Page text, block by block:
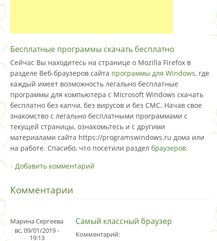
Бесплатные программы скачать бесплатно
Сейчас Вы находитесь на странице о Mozilla Firefox в
разделе Веб-браузеров сайта программы для Windows, где
каждый имеет возможность легально бесплатные
программы для компьютера с Microsoft Windows скачать
бесплатно без капчи, без вирусов и без СМС. Начав свое
знакомство с легально бесплатными программами с
текущей страницы, ознакомьтесь и с другими
материалами сайта https://programswindows.ru дома или
на работе. Спасибо, что посетили раздел браузеров.
Добавить комментарий
Комментарии
Марина Сергеева
вс, 09/01/2019 -
19:13
Самый классный браузер
Комментарий: